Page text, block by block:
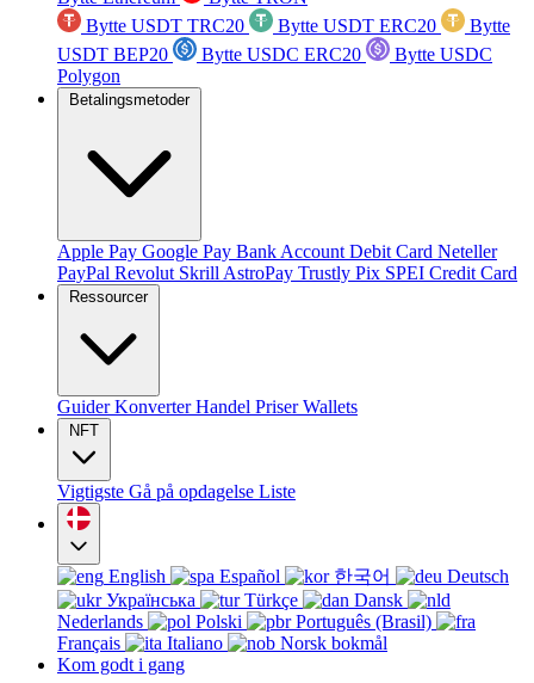
Bytte USDT TRC20
Bytte USDT ERC20
Bytte
USDT BEP20
Bytte USDC ERC20
Bytte USDC
Polygon
Betalingsmetoder
Apple Pay Google Pay Bank Account Debit Card Neteller
PayPal Revolut Skrill AstroPay Trustly Pix SPEI Credit Card
Ressourcer
GuiderKonverterHandel PriserWallets
NFT
Vigtigste Gå på opdagelse Liste
English Español 한국어
Deutsch
Українська
Türkçe
Dansk
Nederlands
Polski
Português (Brasil)
Français
Italiano
Norsk bokmål
Kom godt i gang